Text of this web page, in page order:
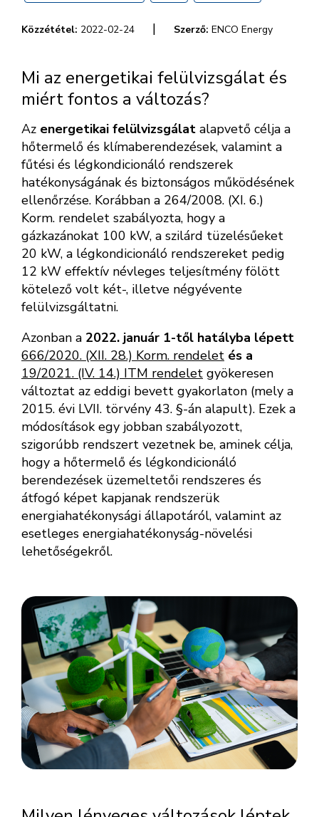
Közzététel: 2022-02-24 | Szerző: ENCO Energy
Mi az energetikai felülvizsgálat és
miért fontos a változás?
Az energetikai felülvizsgálat alapvető célja a
hőtermelő és klímaberendezések, valamint a
fűtési és légkondicionáló rendszerek
hatékonyságának és biztonságos működésének
ellenőrzése. Korábban a 264/2008. (XI. 6.)
Korm. rendelet szabályozta, hogy a
gázkazánokat 100 kW, a szilárd tüzelésűeket
20 kW, a légkondicionáló rendszereket pedig
12 kW effektív névleges teljesítmény fölött
kötelező volt két-, illetve négyévente
felülvizsgáltatni.
Azonban a 2022. január 1-től hatályba lépett
666/2020. (XII. 28.) Korm. rendelet és a
19/2021. (IV. 14.) ITM rendelet gyökeresen
változtat az eddigi bevett gyakorlaton (mely a
2015. évi LVII. törvény 43. §-án alapult). Ezek a
módosítások egy jobban szabályozott,
szigorúbb rendszert vezetnek be, aminek célja,
hogy a hőtermelő és légkondicionáló
berendezések üzemeltetői rendszeres és
átfogó képet kapjanak rendszerük
energiahatékonysági állapotáról, valamint az
esetleges energiahatékonyság-növelési
lehetőségekről.